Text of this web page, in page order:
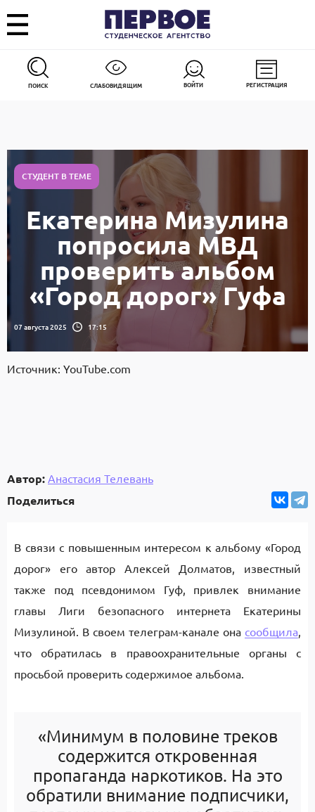
ПОИСК СЛАБОВИДЯЩИМ ВОЙТИ РЕГИСТРАЦИЯ
СТУДЕНТ В ТЕМЕ
Екатерина Мизулина
попросила МВД
проверить альбом
«Город дорог» Гуфа
07 августа 2025 17:15
Источник: YouTube.com
Автор: Анастасия Телевань
Поделиться
В связи с повышенным интересом к альбому «Город
дорог» его автор Алексей Долматов, известный
также под псевдонимом Гуф, привлек внимание
главы Лиги безопасного интернета Екатерины
Мизулиной. В своем телеграм-канале она сообщила,
что обратилась в правоохранительные органы с
просьбой проверить содержимое альбома.
«Минимум в половине треков
содержится откровенная
пропаганда наркотиков. На это
обратили внимание подписчики,